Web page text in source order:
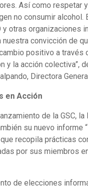
Así como respetar
no consumir alcohol.
y otras organizaciones
nuestra convicción de
positivo a través
y la acción colectiva”,
Directora
en Acción
de la GSC, la
su nuevo informe
que recopila prácticas
por sus miembros
de elecciones